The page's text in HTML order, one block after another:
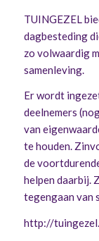
TUINGEZEL
dagbesteding
zo volwaardig
samenleving.
Er wordt
deelnemers
van
te houden.
de
helpen daarbij.
tegengaan van
http://